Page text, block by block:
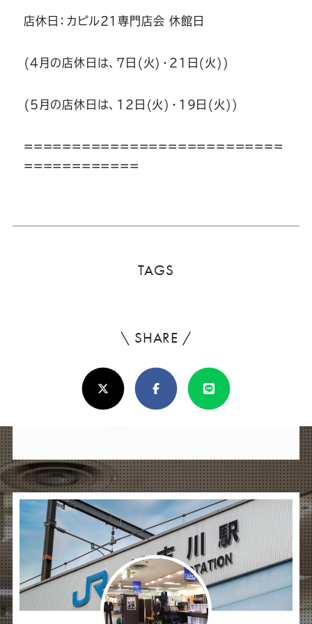
店休日：カピル21専門店会 休館日
(4月の店休日は、7日(火)・21日(火))
(5月の店休日は、12日(火)・19日(火))
===========================
============
TAGS
\ SHARE /
ろ
し
け
ば
シ
ェ
ア
し
て
X(Twitter)FacebookLine